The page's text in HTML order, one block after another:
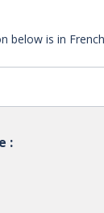
below is in
: